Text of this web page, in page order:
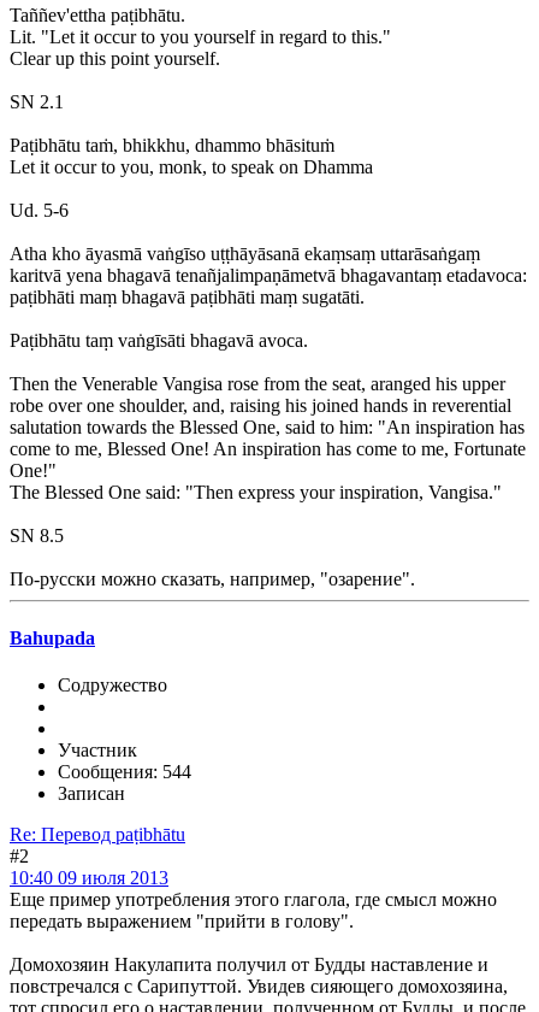
Taññev'ettha paṭibhātu.
Lit. "Let it occur to you yourself in regard to this."
Clear up this point yourself.
SN 2.1
Paṭibhātu taṁ, bhikkhu, dhammo bhāsituṁ
Let it occur to you, monk, to speak on Dhamma
Ud. 5-6
Atha kho āyasmā vaṅgīso uṭṭhāyāsanā ekaṃsaṃ uttarāsaṅgaṃ
karitvā yena bhagavā tenañjalimpaṇāmetvā bhagavantaṃ etadavoca:
paṭibhāti maṃ bhagavā paṭibhāti maṃ sugatāti.
Paṭibhātu taṃ vaṅgīsāti bhagavā avoca.
Then the Venerable Vangisa rose from the seat, aranged his upper
robe over one shoulder, and, raising his joined hands in reverential
salutation towards the Blessed One, said to him: "An inspiration has
come to me, Blessed One! An inspiration has come to me, Fortunate
One!"
The Blessed One said: "Then express your inspiration, Vangisa."
SN 8.5
По-русски можно сказать, например, "озарение".
Bahupada
Содружество
Участник
Сообщения: 544
Записан
Re: Перевод paṭibhātu
#2
10:40 09 июля 2013
Еще пример употребления этого глагола, где смысл можно
передать выражением "прийти в голову".
Домохозяин Накулапита получил от Будды наставление и
повстречался с Сарипуттой. Увидев сияющего домохозяина,
тот спросил его о наставлении, полученном от Будды, и после